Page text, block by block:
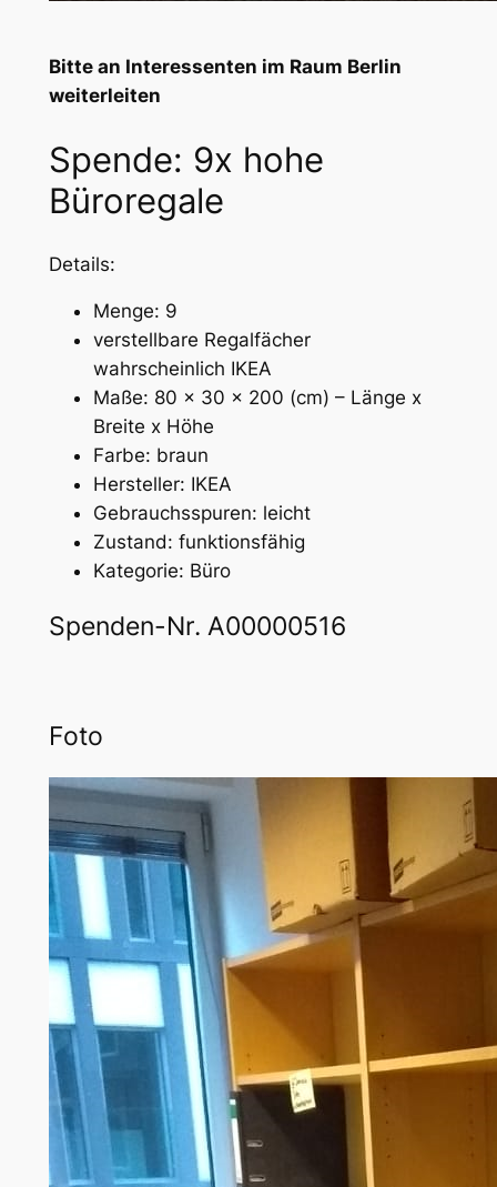
Bitte an Interessenten im Raum Berlin
weiterleiten
Spende: 9x hohe
Büroregale
Details:
Menge: 9
verstellbare Regalfächer
wahrscheinlich IKEA
Maße: 80 x 30 x 200 (cm) – Länge x
Breite x Höhe
Farbe: braun
Hersteller: IKEA
Gebrauchsspuren: leicht
Zustand: funktionsfähig
Kategorie: Büro
Spenden-Nr. A00000516
Foto